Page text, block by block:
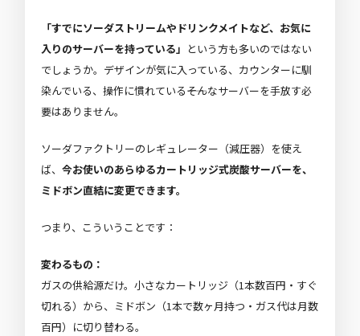
「すでにソーダストリームやドリンクメイトなど、お気に
入りのサーバーを持っている」 という方も多いのではない
でしょうか。デザインが気に入っている、カウンターに馴
染んでいる、操作に慣れている――そんなサーバーを手放す必
要はありません。
ソーダファクトリーのレギュレーター（減圧器）を使え
ば、 今お使いのあらゆるカートリッジ式炭酸サーバーを、
ミドボン直結に変更できます。
つまり、こういうことです：
変わるもの：
ガスの供給源だけ。小さなカートリッジ（1本数百円・すぐ
切れる）から、ミドボン（1本で数ヶ月持つ・ガス代は月数
百円）に切り替わる。